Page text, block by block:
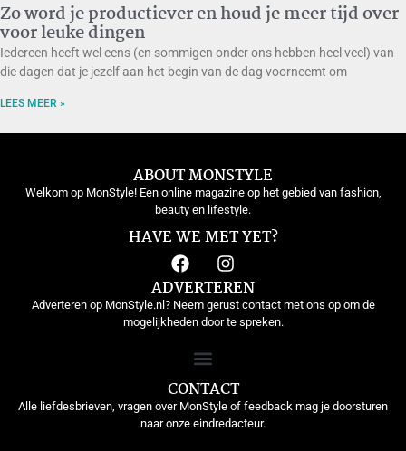
Zo word je productiever en houd je meer tijd over
voor leuke dingen
Iedereen heeft wel eens (en sommigen onder ons hebben heel veel) van
die dagen dat je jezelf aan het begin van de dag voorneemt om
LEES MEER »
ABOUT MONSTYLE
Welkom op MonStyle! Een online magazine op het gebied van fashion,
beauty en lifestyle.
HAVE WE MET YET?
ADVERTEREN
Adverteren op MonStyle.nl? Neem gerust contact met ons op om de
mogelijkheden door te spreken.
CONTACT
Alle liefdesbrieven, vragen over MonStyle of feedback mag je doorsturen
naar onze eindredacteur.